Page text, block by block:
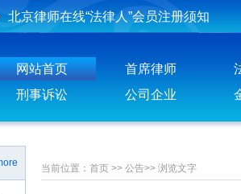
北京律师在线“法律人”会员注册须知
北京律师在线聘请律师须知
网站首页 首席律师
刑事诉讼
公司企业
当前位置： 首页 >> 公告>> 浏览文字